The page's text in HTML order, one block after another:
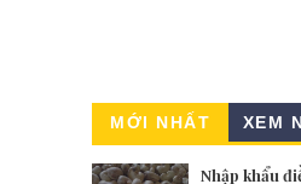
MỚI NHẤT XEM
Nhập khẩu